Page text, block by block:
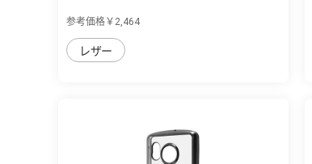
参考価格￥2,464
レザー